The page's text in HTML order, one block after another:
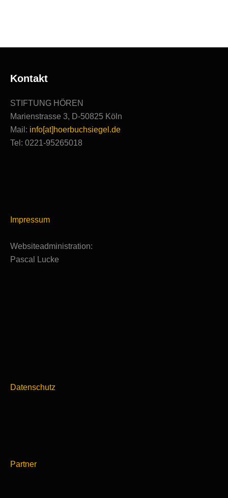
Kontakt
STIFTUNG HÖREN
Marienstrasse 3, D-50825 Köln
Mail: info[at]hoerbuchsiegel.de
Tel: 0221-95265018
Impressum
Websiteadministration:
Pascal Lucke
Datenschutz
Partner